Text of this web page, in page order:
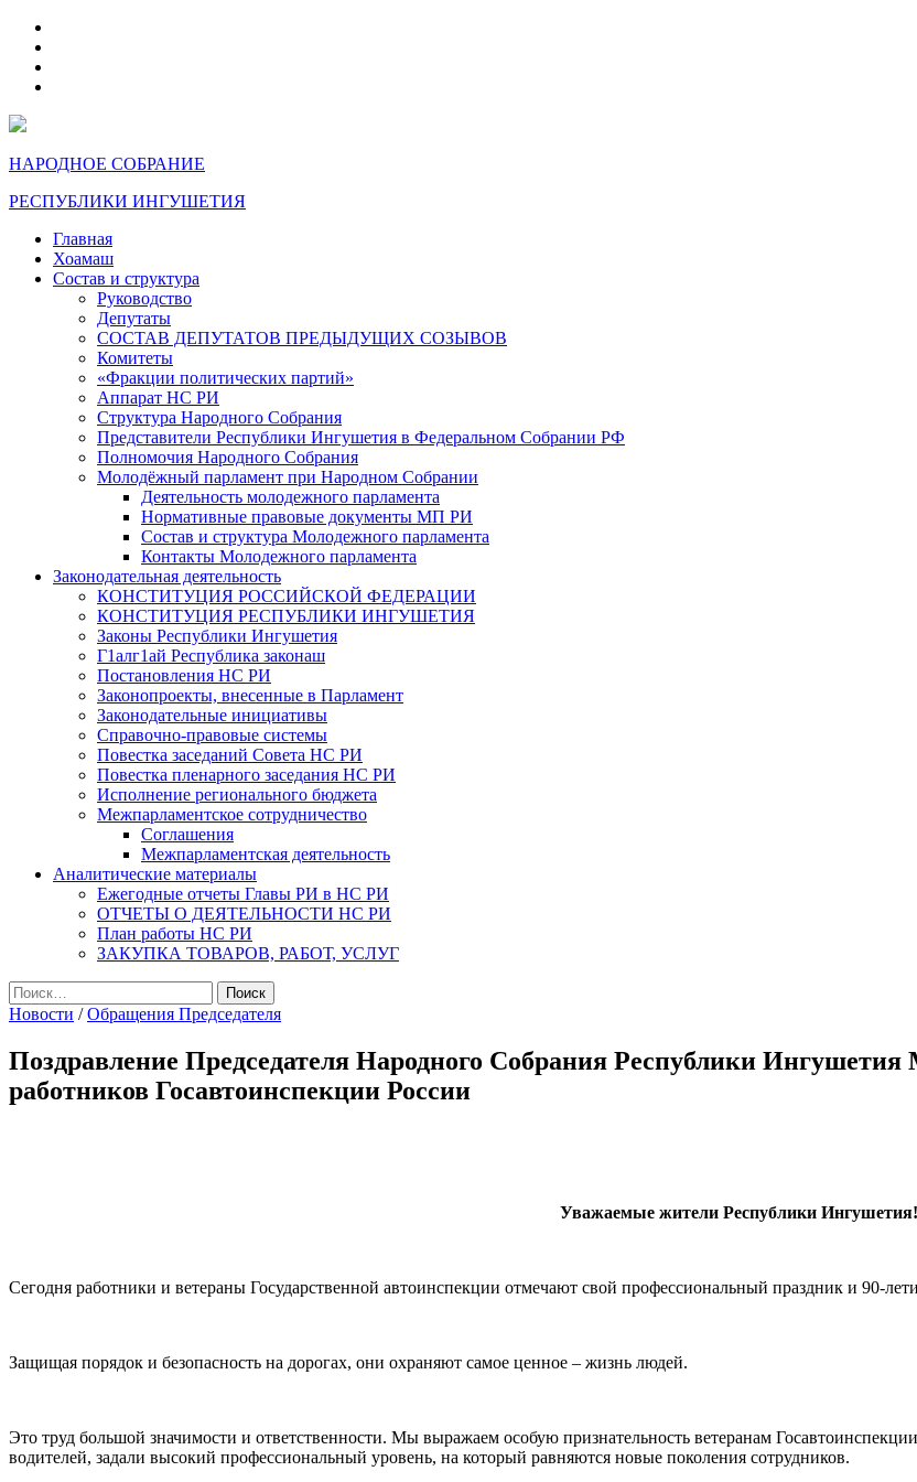
НАРОДНОЕ СОБРАНИЕ
РЕСПУБЛИКИ ИНГУШЕТИЯ
Главная
Хоамаш
Состав и структура
Руководство
Депутаты
СОСТАВ ДЕПУТАТОВ ПРЕДЫДУЩИХ СОЗЫВОВ
Комитеты
«Фракции политических партий»
Аппарат НС РИ
Структура Народного Собрания
Представители Республики Ингушетия в Федеральном Собрании РФ
Полномочия Народного Собрания
Молодёжный парламент при Народном Собрании
Деятельность молодежного парламента
Нормативные правовые документы МП РИ
Состав и структура Молодежного парламента
Контакты Молодежного парламента
Законодательная деятельность
КОНСТИТУЦИЯ РОССИЙСКОЙ ФЕДЕРАЦИИ
КОНСТИТУЦИЯ РЕСПУБЛИКИ ИНГУШЕТИЯ
Законы Республики Ингушетия
Г1алг1ай Республика законаш
Постановления НС РИ
Законопроекты, внесенные в Парламент
Законодательные инициативы
Справочно-правовые системы
Повестка заседаний Совета НС РИ
Повестка пленарного заседания НС РИ
Исполнение регионального бюджета
Межпарламентское сотрудничество
Соглашения
Межпарламентская деятельность
Аналитические материалы
Ежегодные отчеты Главы РИ в НС РИ
ОТЧЕТЫ О ДЕЯТЕЛЬНОСТИ НС РИ
План работы НС РИ
ЗАКУПКА ТОВАРОВ, РАБОТ, УСЛУГ
Найти:
Новости /Обращения Председателя
Поздравление Председателя Народного Собрания Республики
работников Госавтоинспекции России
Уважаемые жители Республики Ингушетия!
Сегодня работники и ветераны Государственной автоинспекции отмечают свой профессиональный праздник и 90-
Защищая порядок и безопасность на дорогах, они охраняют самое ценное – жизнь людей.
Это труд большой значимости и ответственности. Мы выражаем особую признательность ветеранам
водителей, задали высокий профессиональный уровень, на который равняются новые поколения сотрудников.